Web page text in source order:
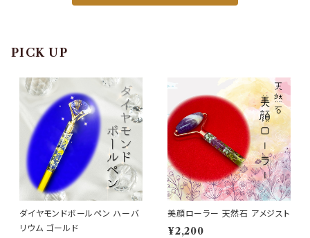
PICK UP
ダイヤモンドボールペン ハーバ
リウム ゴールド
美顔ローラー 天然石 アメジスト
¥2,200